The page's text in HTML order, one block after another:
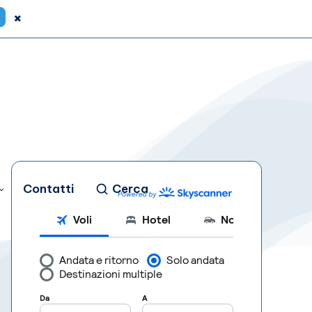
×
Contatti Cerca